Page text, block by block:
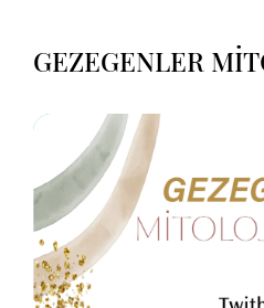
GEZEGENLER